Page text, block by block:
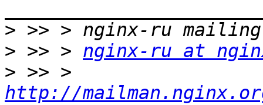
>
> >> > nginx-ru at
>
http://